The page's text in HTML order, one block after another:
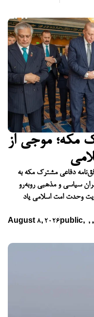
مکه؛ موجی از
دفاعی مشترک مکه به
سیاسی و مذهبی روبه‌رو
وحدت امت اسلامی یاد
August 8, 2026 public, ,,,